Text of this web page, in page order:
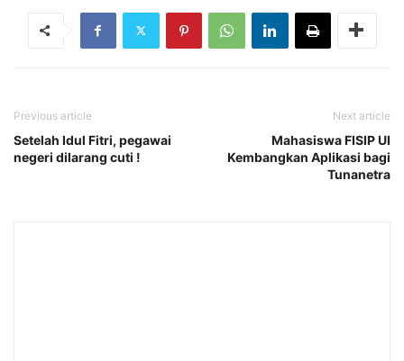
Previous article
Setelah Idul Fitri, pegawai
negeri dilarang cuti !
Next article
Mahasiswa FISIP UI
Kembangkan Aplikasi bagi
Tunanetra